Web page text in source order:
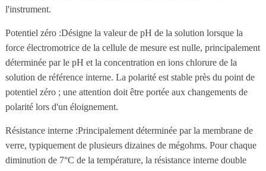
l'instrument.
Potentiel zéro :Désigne la valeur de pH de la solution lorsque la
force électromotrice de la cellule de mesure est nulle, principalement
déterminée par le pH et la concentration en ions chlorure de la
solution de référence interne. La polarité est stable près du point de
potentiel zéro ; une attention doit être portée aux changements de
polarité lors d'un éloignement.
Résistance interne :Principalement déterminée par la membrane de
verre, typiquement de plusieurs dizaines de mégohms. Pour chaque
diminution de 7°C de la température, la résistance interne double